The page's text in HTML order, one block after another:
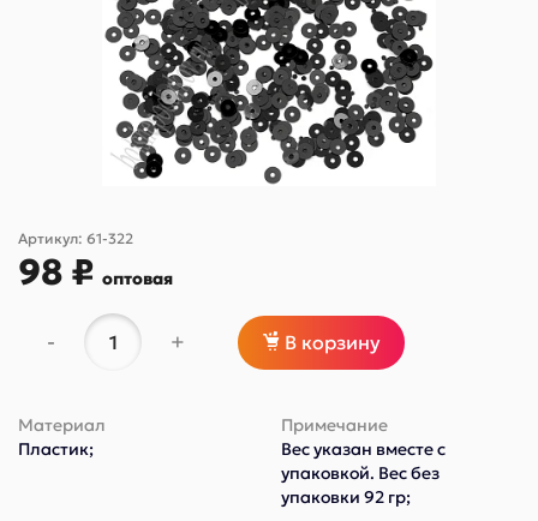
Артикул: 61-322
98 ₽ оптовая
- + В корзину
Материал
Пластик;
Примечание
Вес указан вместе с
упаковкой. Вес без
упаковки 92 гр;